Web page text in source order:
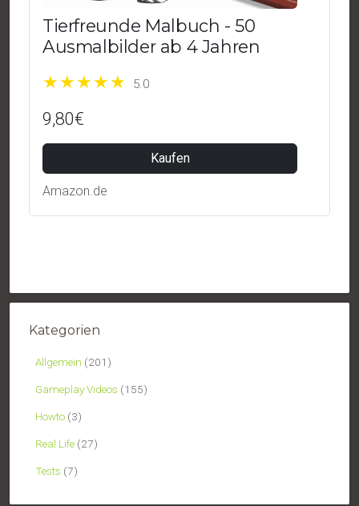
Tierfreunde Malbuch - 50
Ausmalbilder ab 4 Jahren
5.0
9,80€
Kaufen
Amazon.de
Kategorien
Allgemein (201)
Gameplay Videos (155)
Howto (3)
Real Life (27)
Tests (7)